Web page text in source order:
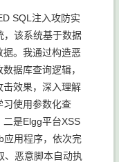
SQL注入攻防实
，该系统基于数据
据。我通过构造恶
据库查询逻辑，
击效果，深入理解
习使用参数化查
是Elgg平台XSS
应用程序，依次完
、恶意脚本自动执